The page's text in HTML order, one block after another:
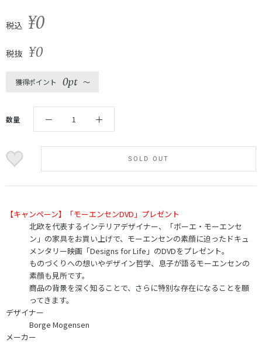
税込 ¥0
税抜 ¥0
獲得ポイント 0pt 〜
数量
SOLD OUT
【キャンペーン】「モーエンセンDVD」プレゼント
北欧を代表するインテリアデザイナー、「ボーエ・モーエンセ
ン」の家具をお買い上げで、モーエンセンの素顔に迫ったドキュ
メンタリー映画「Designs for Life」のDVDをプレゼント。
ものづくりへの想いやデザイン哲学、息子が語るモーエンセンの
素顔も見所です。
商品の背景を深く知ることで、さらに特別な存在になることを願
ってきます。
デザイナー
Borge Mogensen
メーカー